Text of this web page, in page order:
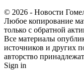
© 2026 - Новости
Любое копирование
только с обратной
Все материалы
источников и других
авторство
Sign in